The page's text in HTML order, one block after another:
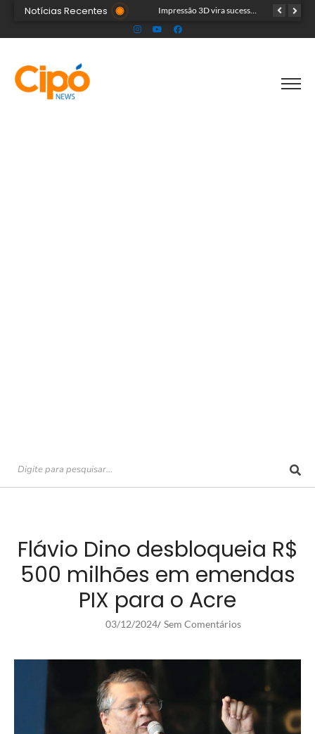
Notícias Recentes Cinco acreanos mortos em acidente trágico na BR-364 são velados juntos
Flávio Dino desbloqueia R$
500 milhões em emendas
PIX para o Acre
03/12/2024/ Sem Comentários